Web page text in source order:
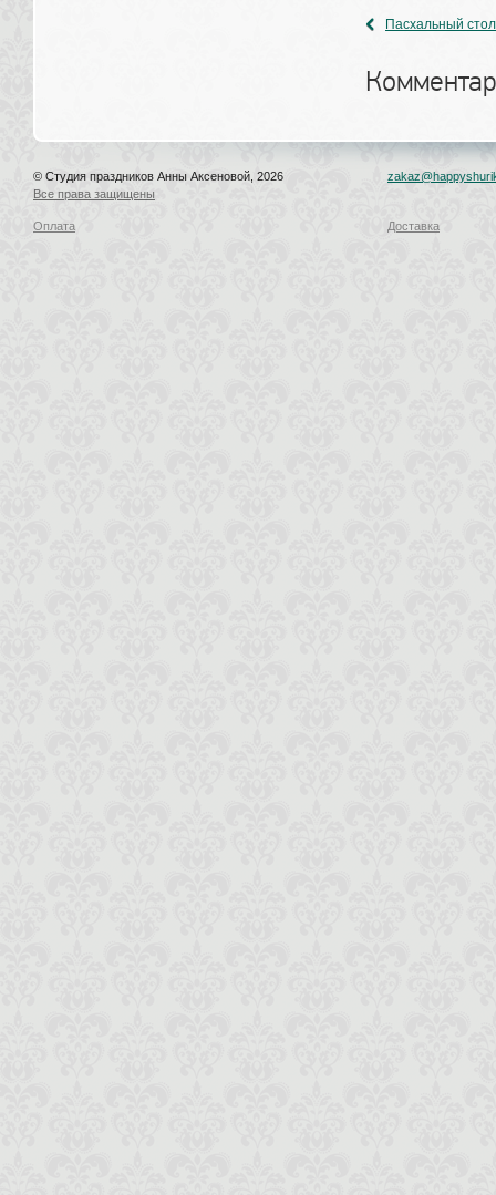
Пасхальный стол
© Студия праздников Анны Аксеновой, 2026
Все права защищены
Оплата Доставка